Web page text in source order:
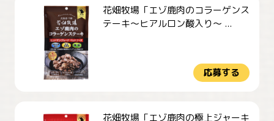
花畑牧場「エゾ鹿肉のコラーゲンス
テーキ～ヒアルロン酸入り～ ...
応募する
花畑牧場「エゾ鹿肉の極上ジャーキ